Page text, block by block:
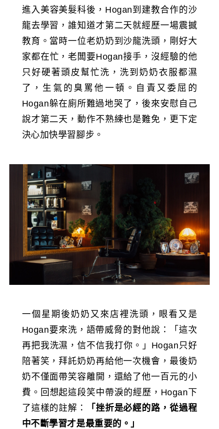
進入美容美髮科後，Hogan到建教合作的沙
龍去學習，誰知道才第二天就經歷一場震撼
教育。當時一位老奶奶到沙龍洗頭，剛好大
家都在忙，老闆要Hogan接手，沒經驗的他
只好硬著頭皮幫忙洗，洗到奶奶衣服都濕
了，生氣的臭罵他一頓。自責又委屈的
Hogan躲在廁所難過地哭了，後來安慰自己
說才第二天，動作不熟練也是難免，更下定
決心加快學習腳步。
一個星期後奶奶又來店裡洗頭，眼看又是
Hogan要來洗，語帶威脅的對他說：「這次
再把我洗濕，信不信我打你。」Hogan只好
陪著笑，拜託奶奶再給他一次機會，最後奶
奶不僅面帶笑容離開，還給了他一百元的小
費。回想起這段笑中帶淚的經歷，Hogan下
了這樣的註解：
「挫折是必經的路，從過程
中不斷學習才是最重要的。」